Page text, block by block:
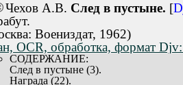
Чехов А.В. След в пустыне. [
Воениздат, 1962)
OCR, обработка, формат
СОДЕРЖАНИЕ:
След в пустыне (3).
Награда (22).